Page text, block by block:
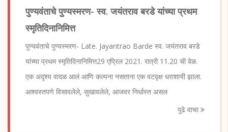
पुण्यवंताचे पुण्यस्मरण- स्व. जयंतराव बरडे यांच्या प्रथम
स्मृतिदिनानिमित्त
पुण्यवंताचे पुण्यस्मरण- Late. Jayantrao Barde स्व. जयंतराव बरडे
यांच्या प्रथम स्मृतिदिनानिमित्त29 एप्रिल 2021. रात्री 11.20 ची वेळ.
एक अदृश्य वादळ आलं आणि कल्पना नसताना एक वटवृक्ष धराशायी झाला.
आश्वस्तपणे विसावलेले, सुखावलेले, आजवर निर्धास्त असल
पुढे वाचा